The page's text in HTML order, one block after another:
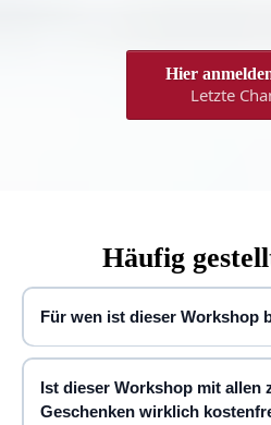
Hier
Letzte
Häufig
Für wen ist dieser Workshop
Ist dieser Workshop mit allen
Geschenken wirklich